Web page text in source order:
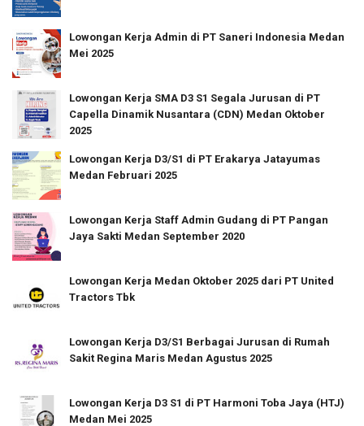
Lowongan Kerja Admin di PT Saneri Indonesia Medan
Mei 2025
Lowongan Kerja SMA D3 S1 Segala Jurusan di PT
Capella Dinamik Nusantara (CDN) Medan Oktober
2025
Lowongan Kerja D3/S1 di PT Erakarya Jatayumas
Medan Februari 2025
Lowongan Kerja Staff Admin Gudang di PT Pangan
Jaya Sakti Medan September 2020
Lowongan Kerja Medan Oktober 2025 dari PT United
Tractors Tbk
Lowongan Kerja D3/S1 Berbagai Jurusan di Rumah
Sakit Regina Maris Medan Agustus 2025
Lowongan Kerja D3 S1 di PT Harmoni Toba Jaya (HTJ)
Medan Mei 2025